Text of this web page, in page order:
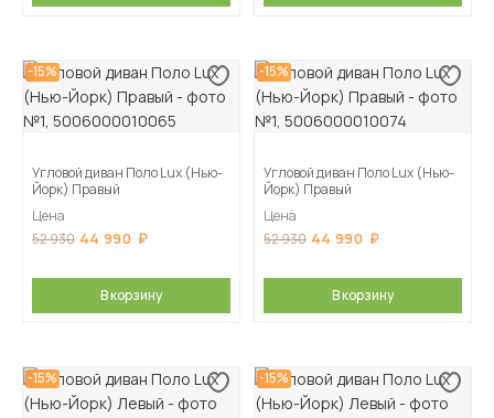
-15%
Угловой диван Поло Lux (Нью-
Йорк) Правый
Цена
52 930 44 990
В корзину
-15%
Угловой диван Поло Lux (Нью-
Йорк) Правый
Цена
52 930 44 990
В корзину
-15% -15%